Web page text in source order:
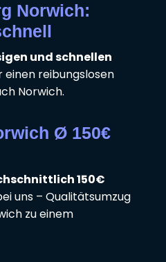
Norwich:
und schnellen
reibungslosen
Norwich.
Ø 150€
150€
uns – Qualitätsumzug
zu einem